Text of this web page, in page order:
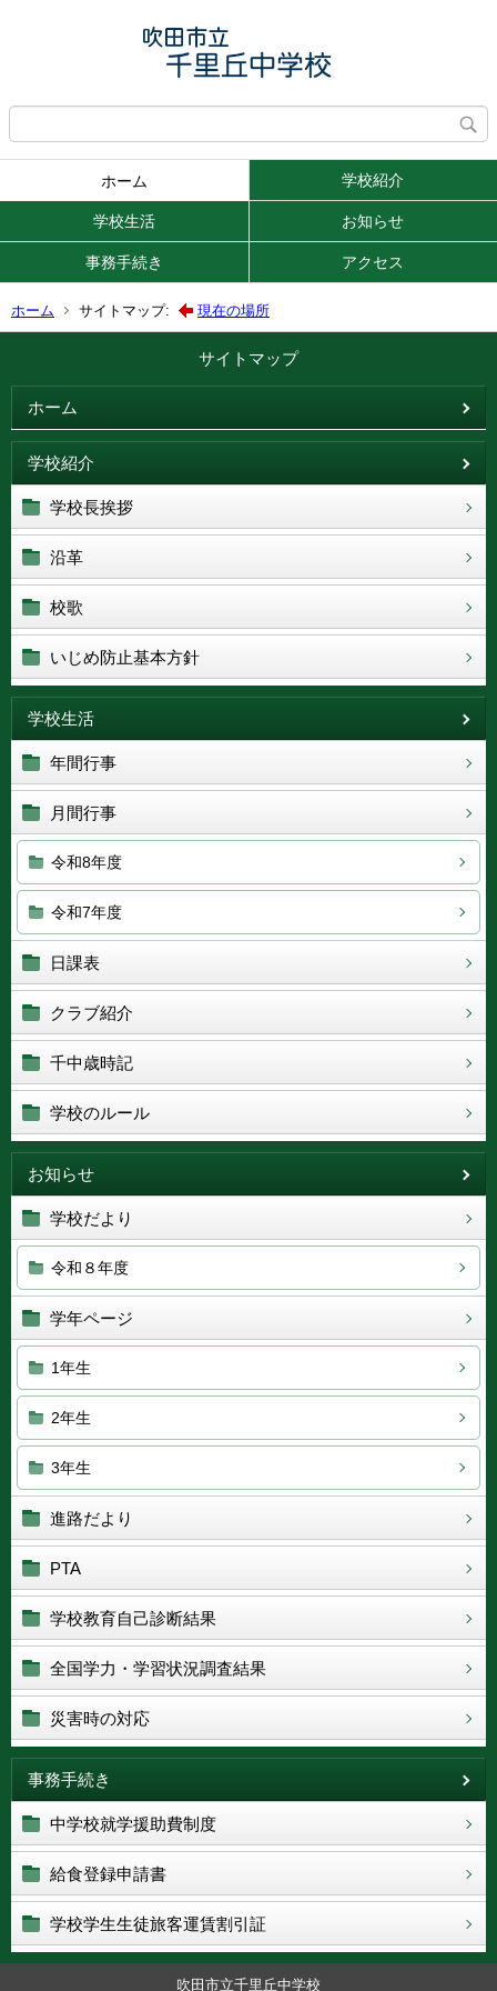
ホーム 学校紹介
学校生活 お知らせ
事務手続き アクセス
ホーム サイトマップ: 現在の場所
サイトマップ
ホーム
学校紹介
学校長挨拶
沿革
校歌
いじめ防止基本方針
学校生活
年間行事
月間行事
令和8年度
令和7年度
日課表
クラブ紹介
千中歳時記
学校のルール
お知らせ
学校だより
令和８年度
学年ページ
1年生
2年生
3年生
進路だより
PTA
学校教育自己診断結果
全国学力・学習状況調査結果
災害時の対応
事務手続き
中学校就学援助費制度
給食登録申請書
学校学生生徒旅客運賃割引証
吹田市立千里丘中学校